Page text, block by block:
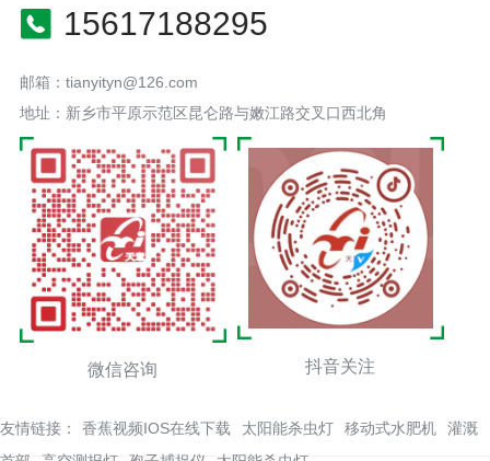
15617188295
邮箱：tianyityn@126.com
地址：新乡市平原示范区昆仑路与嫩江路交叉口西北角
微信咨询 抖音关注
友情链接： 香蕉视频IOS在线下载 太阳能杀虫灯 移动式水肥机
灌溉